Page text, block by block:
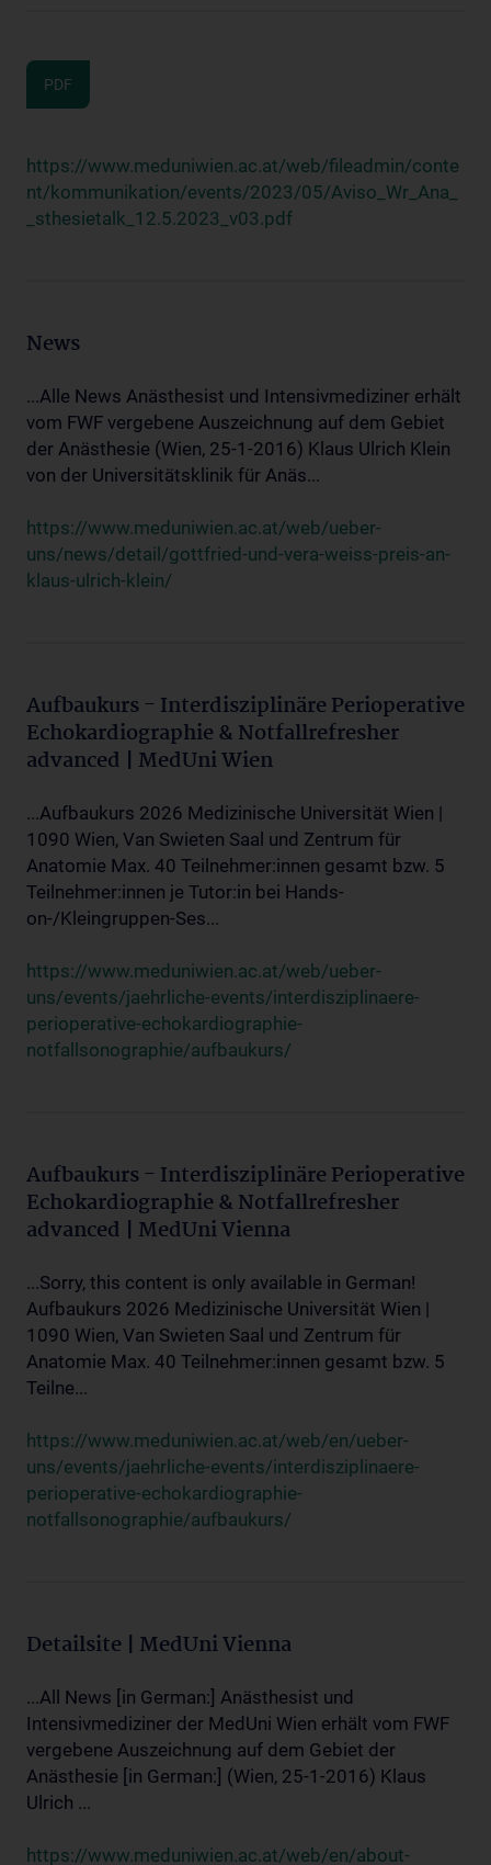
PDF
https://www.meduniwien.ac.at/web/fileadmin/conte
nt/kommunikation/events/2023/05/Aviso_Wr_Ana_
_sthesietalk_12.5.2023_v03.pdf
News
...Alle News Anästhesist und Intensivmediziner erhält
vom FWF vergebene Auszeichnung auf dem Gebiet
der Anästhesie (Wien, 25-1-2016) Klaus Ulrich Klein
von der Universitätsklinik für Anäs...
https://www.meduniwien.ac.at/web/ueber-
uns/news/detail/gottfried-und-vera-weiss-preis-an-
klaus-ulrich-klein/
Aufbaukurs - Interdisziplinäre Perioperative
Echokardiographie & Notfallrefresher
advanced | MedUni Wien
...Aufbaukurs 2026 Medizinische Universität Wien |
1090 Wien, Van Swieten Saal und Zentrum für
Anatomie Max. 40 Teilnehmer:innen gesamt bzw. 5
Teilnehmer:innen je Tutor:in bei Hands-
on-/Kleingruppen-Ses...
https://www.meduniwien.ac.at/web/ueber-
uns/events/jaehrliche-events/interdisziplinaere-
perioperative-echokardiographie-
notfallsonographie/aufbaukurs/
Aufbaukurs - Interdisziplinäre Perioperative
Echokardiographie & Notfallrefresher
advanced | MedUni Vienna
...Sorry, this content is only available in German!
Aufbaukurs 2026 Medizinische Universität Wien |
1090 Wien, Van Swieten Saal und Zentrum für
Anatomie Max. 40 Teilnehmer:innen gesamt bzw. 5
Teilne...
https://www.meduniwien.ac.at/web/en/ueber-
uns/events/jaehrliche-events/interdisziplinaere-
perioperative-echokardiographie-
notfallsonographie/aufbaukurs/
Detailsite | MedUni Vienna
...All News [in German:] Anästhesist und
Intensivmediziner der MedUni Wien erhält vom FWF
vergebene Auszeichnung auf dem Gebiet der
Anästhesie [in German:] (Wien, 25-1-2016) Klaus
Ulrich ...
https://www.meduniwien.ac.at/web/en/about-